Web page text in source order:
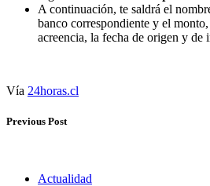
A continuación, te saldrá el
banco correspondiente y el
acreencia, la fecha de origen y de
Vía 24horas.cl
Previous Post
Actualidad